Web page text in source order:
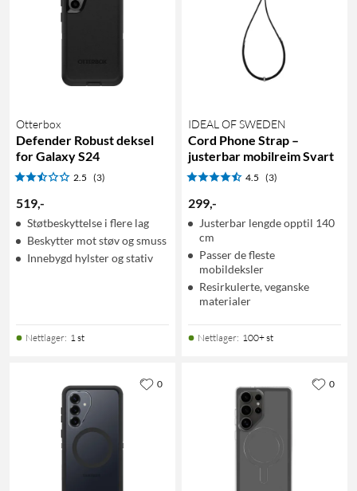
Otterbox
Defender Robust deksel
for Galaxy S24
2.5 (3)
519,-
Støtbeskyttelse i flere lag
Beskytter mot støv og smuss
Innebygd hylster og stativ
Nettlager: 1 st
IDEAL OF SWEDEN
Cord Phone Strap –
justerbar mobilreim Svart
4.5 (3)
299,-
Justerbar lengde opptil 140
cm
Passer de fleste
mobildeksler
Resirkulerte, veganske
materialer
Nettlager: 100+ st
0 0